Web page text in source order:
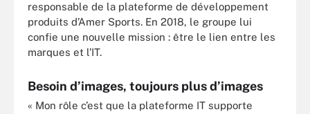
responsable de la plateforme de développement
produits d’Amer Sports. En 2018, le groupe lui
confie une nouvelle mission : être le lien entre les
marques et l’IT.
Besoin d’images, toujours plus d’images
« Mon rôle c’est que la plateforme IT supporte